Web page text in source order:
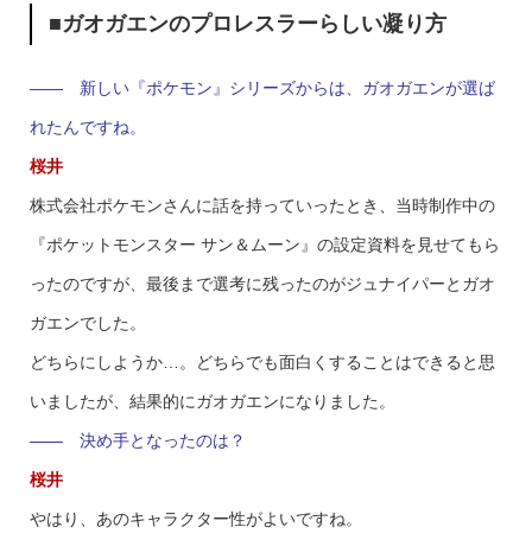
■ガオガエンのプロレスラーらしい凝り方
—— 新しい『ポケモン』シリーズからは、ガオガエンが選ば
れたんですね。
桜井
株式会社ポケモンさんに話を持っていったとき、当時制作中の
『ポケットモンスター サン＆ムーン』の設定資料を見せてもら
ったのですが、最後まで選考に残ったのがジュナイパーとガオ
ガエンでした。
どちらにしようか…。どちらでも面白くすることはできると思
いましたが、結果的にガオガエンになりました。
—— 決め手となったのは？
桜井
やはり、あのキャラクター性がよいですね。